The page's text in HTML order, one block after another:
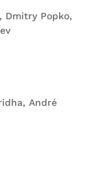
Dmitry Popko,
André